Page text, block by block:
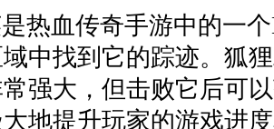
热血传奇手游中的一
中找到它的踪迹。狐
强大，但击败它后可
地提升玩家的游戏进